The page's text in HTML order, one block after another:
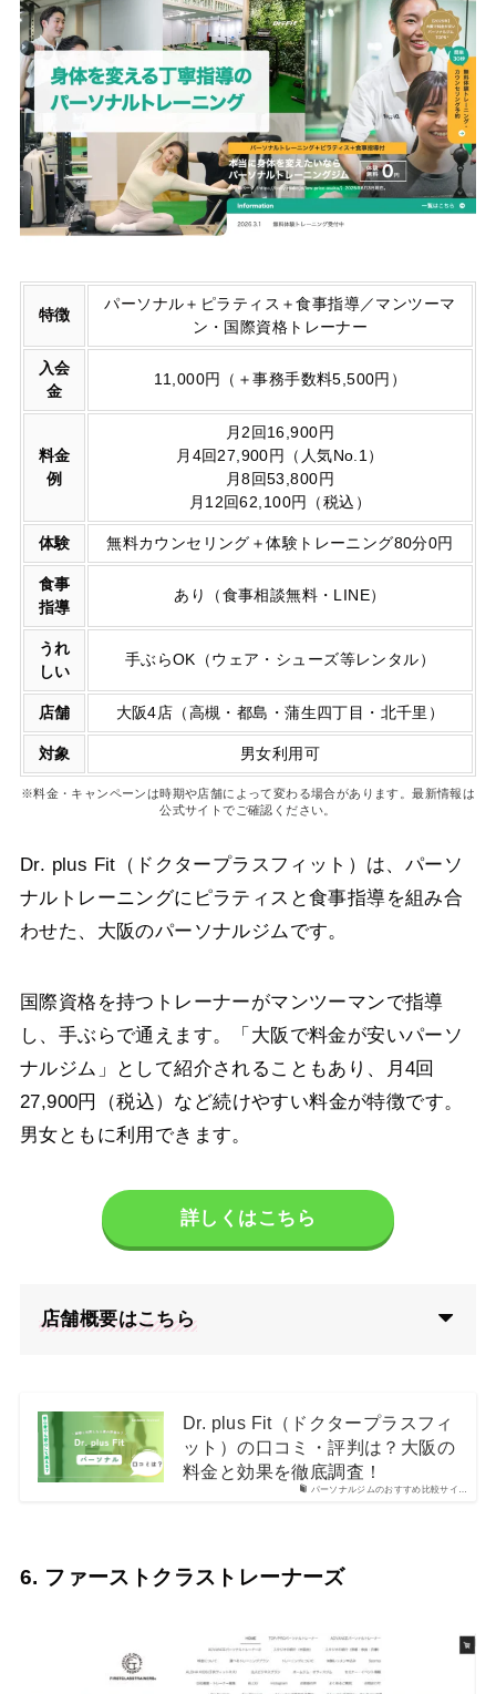
特徴
パーソナル＋ピラティス＋食事指導／マンツーマ
ン・国際資格トレーナー
入会
金
11,000円（＋事務手数料5,500円）
料金
例
月2回16,900円
月4回27,900円（人気No.1）
月8回53,800円
月12回62,100円（税込）
体験 無料カウンセリング＋体験トレーニング80分0円
食事
指導
あり（食事相談無料・LINE）
うれ
しい
手ぶらOK（ウェア・シューズ等レンタル）
店舗 大阪4店（高槻・都島・蒲生四丁目・北千里）
対象 男女利用可
※料金・キャンペーンは時期や店舗によって変わる場合があります。最新情報は
公式サイトでご確認ください。
Dr. plus Fit（ドクタープラスフィット）は、パーソ
ナルトレーニングにピラティスと食事指導を組み合
わせた、大阪のパーソナルジムです。
国際資格を持つトレーナーがマンツーマンで指導
し、手ぶらで通えます。「大阪で料金が安いパーソ
ナルジム」として紹介されることもあり、月4回
27,900円（税込）など続けやすい料金が特徴です。
男女ともに利用できます。
詳しくはこちら
店舗概要はこちら
パーソナルジムのおすすめ比較サイ…
Dr. plus Fit（ドクタープラスフィ
ット）の口コミ・評判は？大阪の
料金と効果を徹底調査！
6. ファーストクラストレーナーズ